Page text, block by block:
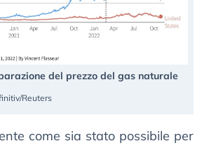
del prezzo del gas naturale
Reuters
come sia stato possibile per